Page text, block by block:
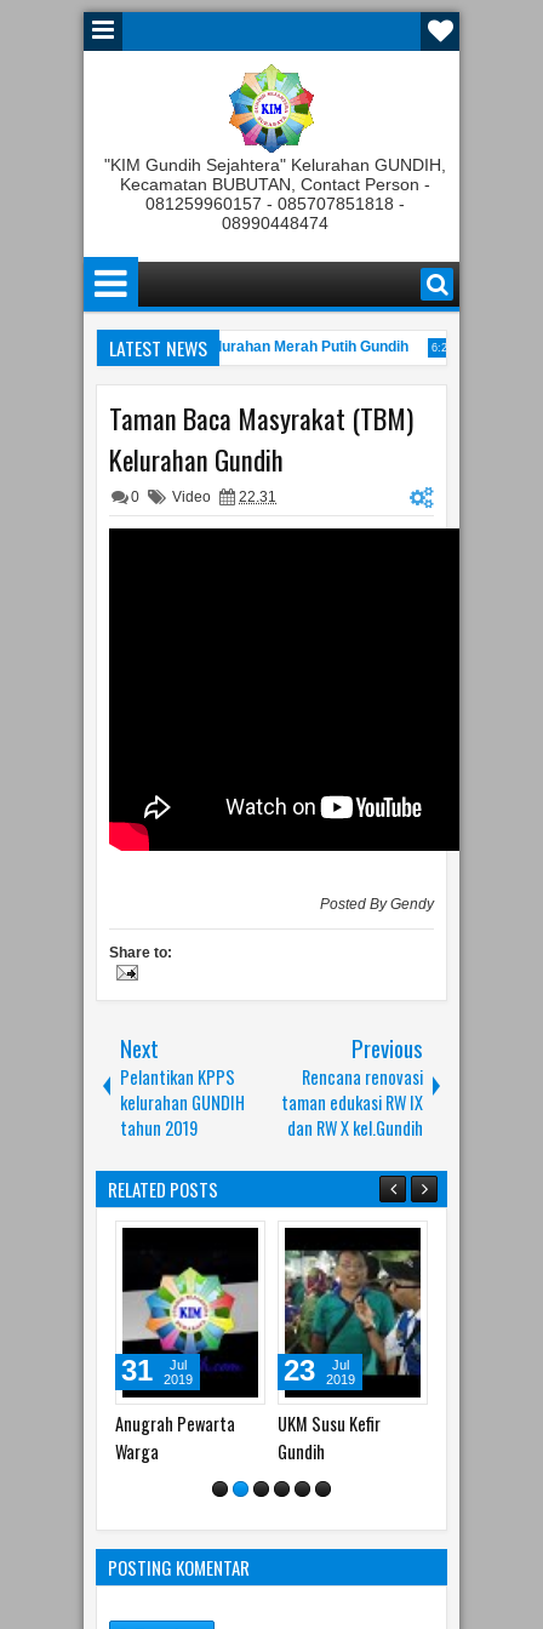
"KIM Gundih Sejahtera" Kelurahan GUNDIH,
Kecamatan BUBUTAN, Contact Person -
081259960157 - 085707851818 -
08990448474
LATEST NEWS
Tahunan Koperasi Kelurahan Merah Putih Gundih 6:25 PM
Taman Baca Masyrakat (TBM)
Kelurahan Gundih
0 Video 22.31
Posted ByGendy
Share to:
Next
Pelantikan KPPS
kelurahan GUNDIH
tahun 2019
Previous
Rencana renovasi
taman edukasi RW IX
dan RW X kel.Gundih
RELATED POSTS
UKM Susu Kefir
Gundih
23
Jul
Mlaku-mlaku nang
Tunjungan
23
Jul
2019
POSTING KOMENTAR